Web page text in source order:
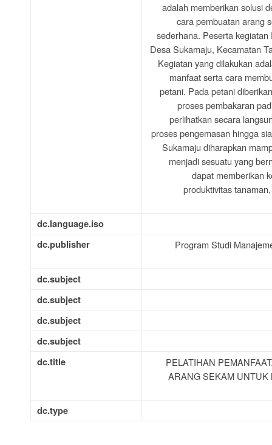
adalah memberikan solusi
cara pembuatan arang
sederhana. Peserta
Desa Sukamaju, Kecamatan
Kegiatan yang dilakukan
manfaat serta cara
petani. Pada petani
proses pembakaran
perlihatkan secara
proses pengemasan hingga
Sukamaju diharapkan
menjadi sesuatu yang
dapat memberikan
produktivitas
dc.language.iso
dc.publisher
Program Studi
dc.subject
dc.subject
dc.subject
dc.subject
dc.title
PELATIHAN
ARANG SEKAM UNTUK
dc.type